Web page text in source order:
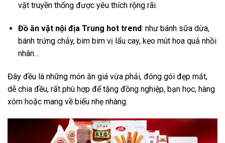
vặt truyền thống được yêu thích rộng rãi.
Đồ ăn vặt nội địa Trung hot trend: như bánh sữa dừa,
bánh trứng chảy, bim bim vị lẩu cay, kẹo mút hoa quả nhồi
nhân…
Đây đều là những món ăn giá vừa phải, đóng gói đẹp mắt,
dễ chia đều, rất phù hợp để tặng đồng nghiệp, bạn học, hàng
xóm hoặc mang về biếu nhẹ nhàng.